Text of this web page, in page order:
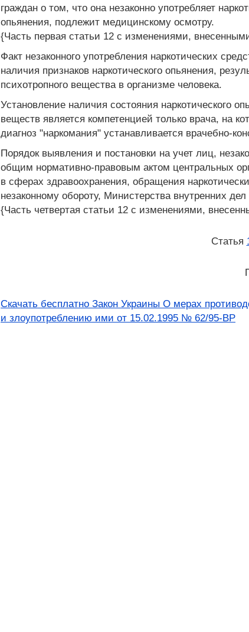
граждан о том, что она незаконно употребляет
опьянения, подлежит медицинскому осмотру.
{Часть первая статьи 12 с изменениями,
Факт незаконного употребления наркотических
наличия признаков наркотического опьянения,
психотропного вещества в организме человека.
Установление наличия состояния наркотического
веществ является компетенцией только врача, на
диагноз "наркомания" устанавливается врачебно-
Порядок выявления и постановки на учет лиц,
общим нормативно-правовым актом центральных
в сферах здравоохранения, обращения
незаконному обороту, Министерства внутренних
{Часть четвертая статьи 12 с изменениями,
Статья
Скачать бесплатно Закон Украины О мерах
и злоупотреблению ими от 15.02.1995 № 62/95-ВР